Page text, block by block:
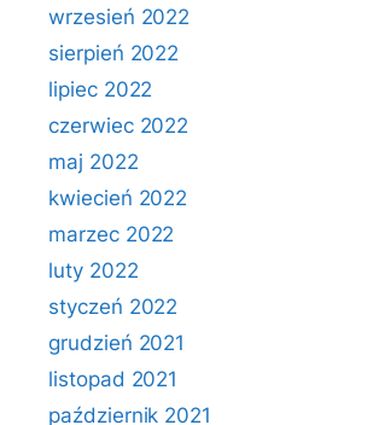
wrzesień 2022
sierpień 2022
lipiec 2022
czerwiec 2022
maj 2022
kwiecień 2022
marzec 2022
luty 2022
styczeń 2022
grudzień 2021
listopad 2021
październik 2021